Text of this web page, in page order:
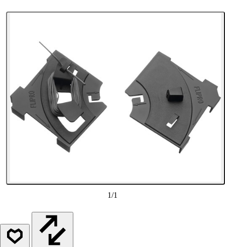
1/1